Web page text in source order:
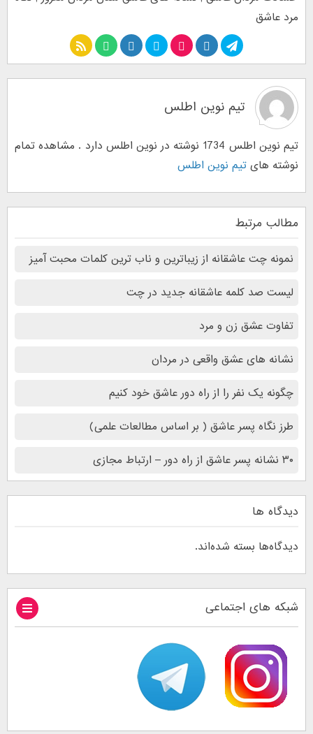
مرد عاشق
تیم نوین اطلس
تیم نوین اطلس 1734 نوشته در نوین اطلس دارد . مشاهده تمام
نوشته های تیم نوین اطلس
مطالب مرتبط
نمونه‌ چت‌ عاشقانه از زیباترین و ناب ترین کلمات محبت آمیز
لیست صد کلمه عاشقانه جدید در چت
تفاوت عشق زن و مرد
نشانه های عشق واقعی در مردان
چگونه یک نفر را از راه دور عاشق خود کنیم
طرز نگاه پسر عاشق ( بر اساس مطالعات علمی)
۳۰ نشانه پسر عاشق از راه دور – ارتباط مجازی
دیدگاه ها
دیدگاه‌ها بسته شده‌اند.
شبکه های اجتماعی